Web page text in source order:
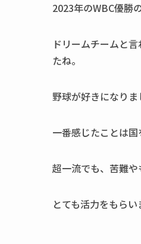
2023年のWBC優勝
ドリームチームと
たね。
野球が好きになりま
一番感じたことは
超一流でも、苦難や
とても活力をもら